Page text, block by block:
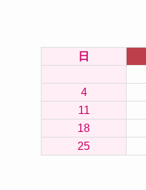
日
4
11
18
25